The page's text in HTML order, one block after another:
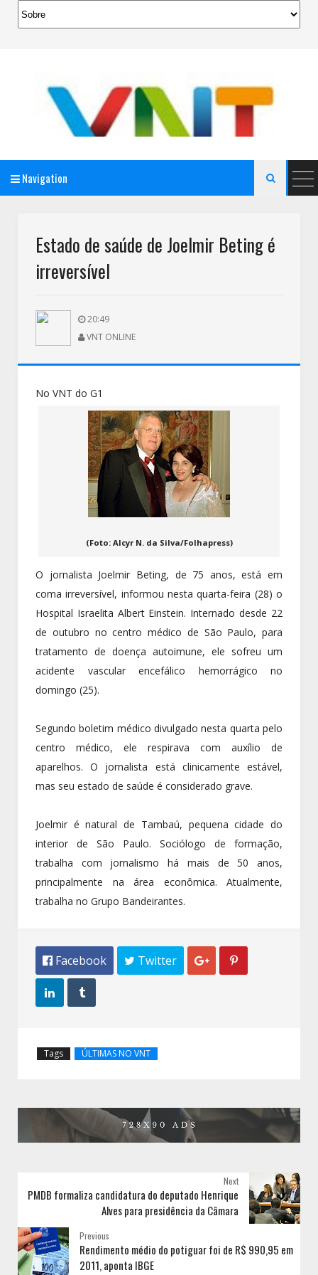
Navigation 
Estado de saúde de Joelmir Beting é
irreversível
20:49
VNT ONLINE
No VNT do G1
(Foto: Alcyr N. da Silva/Folhapress)
O jornalista Joelmir Beting, de 75 anos, está em
coma irreversível, informou nesta quarta-feira (28) o
Hospital Israelita Albert Einstein. Internado desde 22
de outubro no centro médico de São Paulo, para
tratamento de doença autoimune, ele sofreu um
acidente vascular encefálico hemorrágico no
domingo (25).
Segundo boletim médico divulgado nesta quarta pelo
centro médico, ele respirava com auxílio de
aparelhos. O jornalista está clinicamente estável,
mas seu estado de saúde é considerado grave.
Joelmir é natural de Tambaú, pequena cidade do
interior de São Paulo. Sociólogo de formação,
trabalha com jornalismo há mais de 50 anos,
principalmente na área econômica. Atualmente,
trabalha no Grupo Bandeirantes.
 Facebook  Twitter  
 
Tags ÚLTIMAS NO VNT
Next
PMDB formaliza candidatura do deputado Henrique
Alves para presidência da Câmara
Previous
Rendimento médio do potiguar foi de R$ 990,95 em
2011, aponta IBGE